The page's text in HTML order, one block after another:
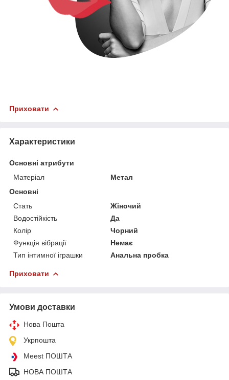
Приховати
Характеристики
Основні атрибути
Матеріал
Метал
Основні
Стать
Жіночий
Водостійкість
Да
Колір
Чорний
Функція вібрації
Немає
Тип інтимної іграшки
Анальна пробка
Приховати
Умови доставки
Нова Пошта
Укрпошта
Meest ПОШТА
НОВА ПОШТА